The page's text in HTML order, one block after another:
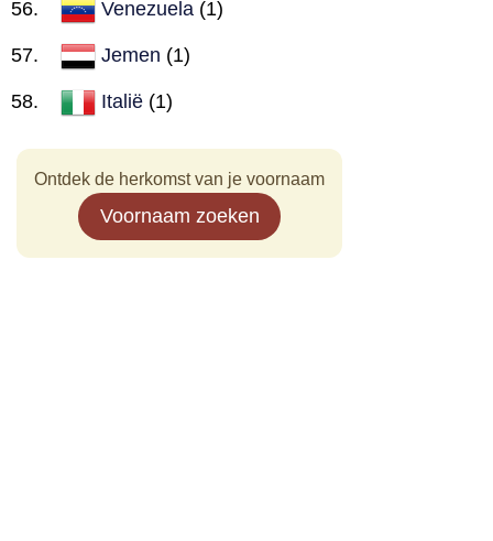
Venezuela (1)
Jemen (1)
Italië (1)
Ontdek de herkomst van je voornaam
Voornaam zoeken